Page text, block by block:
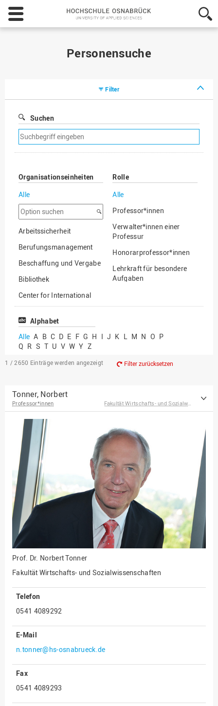
Hochschule
Osnabrück
-
Personensuche
Filter
Suchen
Suchfilter
entfernen
Organisationseinheiten
Alle
Option
suchen
Arbeitssicherheit
Berufungsmanagement
Beschaffung und Vergabe
Bibliothek
Center for International
Mobility
Center for International
Chancengerechtigkeit
eLearning Competence
Fakultät
Agrarwissenschaften und
Landschaftsarchitektur
Fakultät
Ingenieurwissenschaften
und Informatik
Fakultät Management,
Kultur und Technik
Fakultät Wirtschafts- und
Sozialwissenschaften
Finanzen
Forschung, Kooperation,
Drittmittel
Gebäude und Technik
Gesellschaftliches
Engagement
Gleichstellungsbüro
Hochschulleitung
strategie
Innenrevision
Institut für Musik
IT Service Center
Rolle
Alle
Professor*innen
Verwalter*innen einer
Professur
Honorarprofessor*innen
Lehrkraft für besondere
Aufgaben
Professor*innen im
Alphabet
Alle A B C D E F G H I J K L M N O P
Q R S T U V W Y Z
1 / 2650 Einträge werden angezeigt Filter zurücksetzen
Tonner, Norbert
Professor*innen
Prof. Dr. Norbert Tonner
Fakultät Wirtschafts- und Sozialwissenschaften
Telefon
0541 4089292
E-Mail
n.tonner@hs-osnabrueck.de
Fax
0541 4089293